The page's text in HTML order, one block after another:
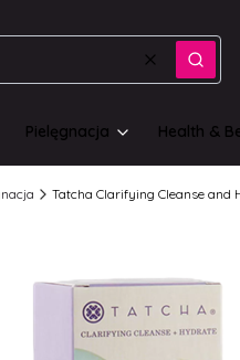
WyczyśćSzukaj
Pielęgnacja Health &
Tatcha Clarifying Cleanse and